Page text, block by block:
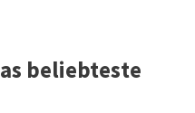
beliebteste